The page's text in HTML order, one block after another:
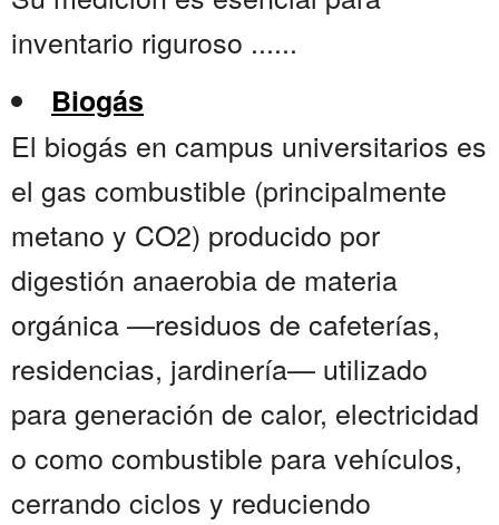
inventario riguroso ......
Biogás
El biogás en campus universitarios es
el gas combustible (principalmente
metano y CO2) producido por
digestión anaerobia de materia
orgánica —residuos de cafeterías,
residencias, jardinería— utilizado
para generación de calor, electricidad
o como combustible para vehículos,
cerrando ciclos y reduciendo